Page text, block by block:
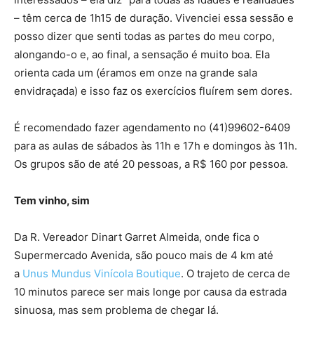
– têm cerca de 1h15 de duração. Vivenciei essa sessão e
posso dizer que senti todas as partes do meu corpo,
alongando-o e, ao final, a sensação é muito boa. Ela
orienta cada um (éramos em onze na grande sala
envidraçada) e isso faz os exercícios fluírem sem dores.
É recomendado fazer agendamento no (41)99602-6409
para as aulas de sábados às 11h e 17h e domingos às 11h.
Os grupos são de até 20 pessoas, a R$ 160 por pessoa.
Tem vinho, sim
Da R. Vereador Dinart Garret Almeida, onde fica o
Supermercado Avenida, são pouco mais de 4 km até
a Unus Mundus Vinícola Boutique. O trajeto de cerca de
10 minutos parece ser mais longe por causa da estrada
sinuosa, mas sem problema de chegar lá.